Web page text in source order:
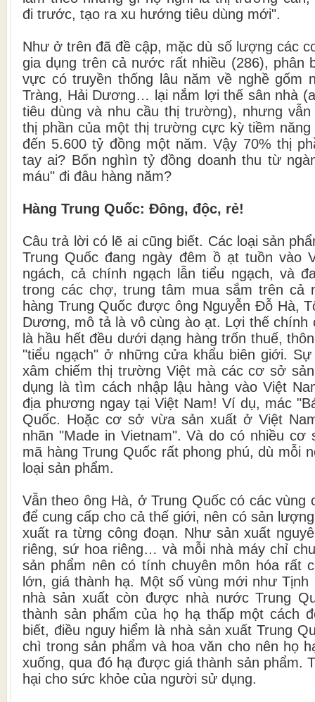
đi trước, tạo ra xu hướng tiêu dùng mới".
Như ở trên đã đề cập, mặc dù số lượng các
gia dụng trên cả nước rất nhiều (286), phân
vực có truyền thống lâu năm về nghề gốm
Tràng, Hải Dương… lại nắm lợi thế sân nhà
tiêu dùng và nhu cầu thị trường), nhưng
thị phần của một thị trường cực kỳ tiềm
đến 5.600 tỷ đồng một năm. Vậy 70% thị
tay ai? Bốn nghìn tỷ đồng doanh thu từ
máu" đi đâu hàng năm?
Hàng Trung Quốc: Đông, độc, rẻ!
Câu trả lời có lẽ ai cũng biết. Các loại sản
Trung Quốc đang ngày đêm ồ ạt tuồn vào
ngách, cả chính ngạch lẫn tiểu ngạch, và
trong các chợ, trung tâm mua sắm trên cả
hàng Trung Quốc được ông Nguyễn Đỗ Hà,
Dương, mô tả là vô cùng ào ạt. Lợi thế chính
là hầu hết đều dưới dạng hàng trốn thuế,
"tiểu ngạch" ở những cửa khẩu biên giới.
xâm chiếm thị trường Việt mà các cơ sở
dụng là tìm cách nhập lậu hàng vào Việt
địa phương ngay tại Việt Nam! Ví dụ, mác
Quốc. Hoặc cơ sở vừa sản xuất ở Việt
nhãn "Made in Vietnam". Và do có nhiều cơ
mã hàng Trung Quốc rất phong phú, dù mỗi
loại sản phẩm.
Vẫn theo ông Hà, ở Trung Quốc có các vùng
để cung cấp cho cả thế giới, nên có sản
xuất ra từng công đoạn. Như sản xuất
riêng, sứ hoa riêng… và mỗi nhà máy chỉ
sản phẩm nên có tính chuyên môn hóa rất
lớn, giá thành hạ. Một số vùng mới như
nhà sản xuất còn được nhà nước Trung
thành sản phẩm của họ hạ thấp một cách
biết, điều nguy hiểm là nhà sản xuất Trung
chì trong sản phẩm và hoa văn cho nên họ
xuống, qua đó hạ được giá thành sản phẩm.
hại cho sức khỏe của người sử dụng.